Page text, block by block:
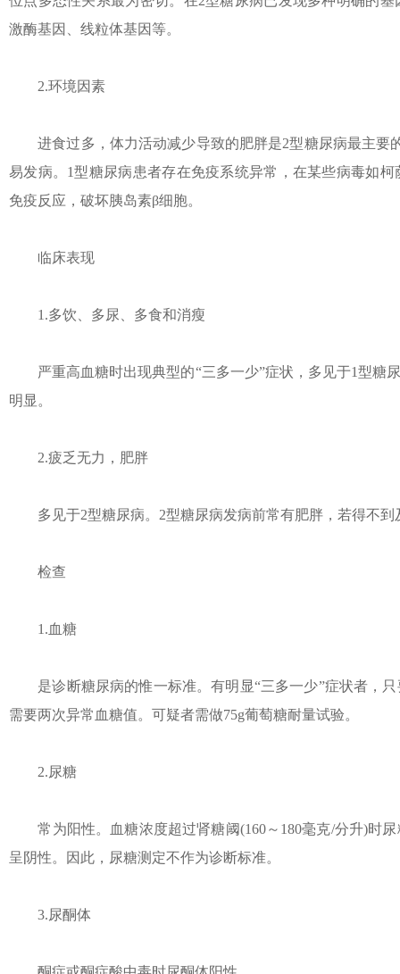
激酶基因、线粒体基因等。
2.环境因素
进食过多，体力活动减少导致的肥胖是2型糖尿病最主要
易发病。1型糖尿病患者存在免疫系统异常，在某些病毒如
免疫反应，破坏胰岛素β细胞。
临床表现
1.多饮、多尿、多食和消瘦
严重高血糖时出现典型的“三多一少”症状，多见于1型糖
明显。
2.疲乏无力，肥胖
多见于2型糖尿病。2型糖尿病发病前常有肥胖，若得不到
检查
1.血糖
是诊断糖尿病的惟一标准。有明显“三多一少”症状者，只
需要两次异常血糖值。可疑者需做75g葡萄糖耐量试验。
2.尿糖
常为阳性。血糖浓度超过肾糖阈(160～180毫克/分升)时尿
呈阴性。因此，尿糖测定不作为诊断标准。
3.尿酮体